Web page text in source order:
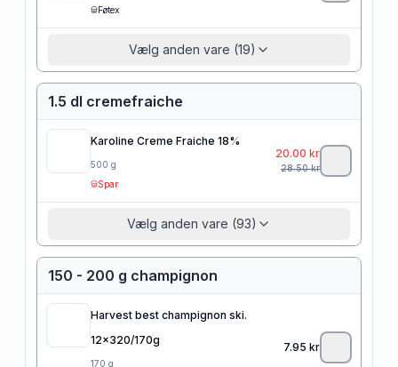
Føtex
Vælg anden vare (19)
1.5 dl cremefraiche
Karoline Creme Fraiche 18%
500 g
Spar
20.00 kr
28.50kr
Vælg anden vare (93)
150 - 200 g champignon
Harvest best champignon ski.
12x320/170g
170 g
7.95 kr